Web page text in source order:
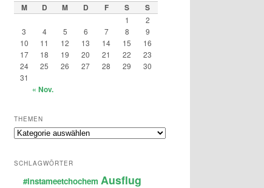
M D M D F S S
1
2
3
4 5 6 7 8
9
10
11 12 13 14 15
16
17
18 19 20 21 22
23
24
25 26 27 28 29
30
31
« Nov.
THEMEN
Themen
SCHLAGWÖRTER
#instameetchochem Ausflug